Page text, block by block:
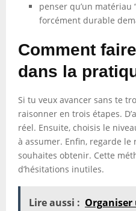
penser qu’un matériau
forcément durable
Comment
dans la
Si tu veux avancer sans te
raisonner en trois étapes.
réel. Ensuite, choisis le
à assumer. Enfin, regarde
souhaites obtenir. Cette
d’hésitations inutiles.
Lire aussi :